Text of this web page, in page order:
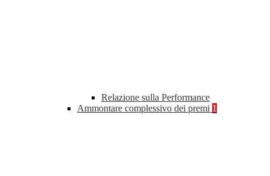
Relazione sulla Performance
Ammontare complessivo dei premi 1